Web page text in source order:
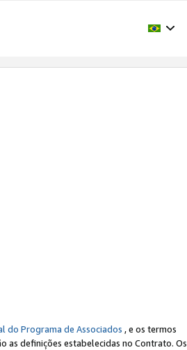
do Programa de Associados , e os termos
as definições estabelecidas no Contrato. Os